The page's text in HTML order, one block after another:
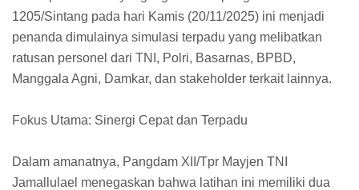
1205/Sintang pada hari Kamis (20/11/2025) ini menjadi
penanda dimulainya simulasi terpadu yang melibatkan
ratusan personel dari TNI, Polri, Basarnas, BPBD,
Manggala Agni, Damkar, dan stakeholder terkait lainnya.
Fokus Utama: Sinergi Cepat dan Terpadu
Dalam amanatnya, Pangdam XII/Tpr Mayjen TNI
Jamallulael menegaskan bahwa latihan ini memiliki dua